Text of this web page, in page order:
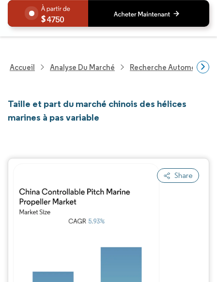
4750
Accueil Analyse Du Marché Recherche Automobile
Taille et part du marché chinois des hélices
marines à pas variable
Share